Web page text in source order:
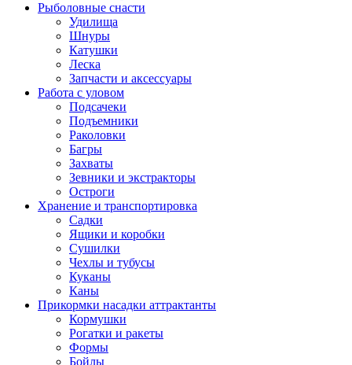
Рыболовные снасти
Удилища
Шнуры
Катушки
Леска
Запчасти и аксессуары
Работа с уловом
Подсачеки
Подъемники
Раколовки
Багры
Захваты
Зевники и экстракторы
Остроги
Хранение и транспортировка
Садки
Ящики и коробки
Сушилки
Чехлы и тубусы
Куканы
Каны
Прикормки насадки аттрактанты
Кормушки
Рогатки и ракеты
Формы
Бойлы